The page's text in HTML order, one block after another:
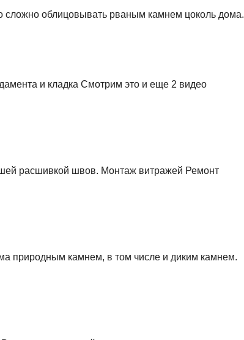
сложно облицовывать рваным камнем цоколь дома.
и кладка Смотрим это и еще 2 видео
расшивкой швов. Монтаж витражей Ремонт
природным камнем, в том числе и диким камнем.